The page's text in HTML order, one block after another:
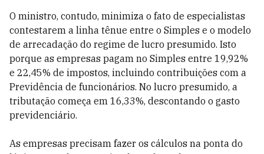
O ministro, contudo, minimiza o fato de especialistas
contestarem a linha tênue entre o Simples e o modelo
de arrecadação do regime de lucro presumido. Isto
porque as empresas pagam no Simples entre 19,92%
e 22,45% de impostos, incluindo contribuições com a
Previdência de funcionários. No lucro presumido, a
tributação começa em 16,33%, descontando o gasto
previdenciário.
As empresas precisam fazer os cálculos na ponta do